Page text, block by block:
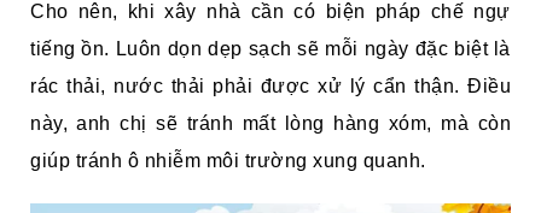
Cho nên, khi xây nhà cần có biện pháp chế ngự
tiếng ồn. Luôn dọn dẹp sạch sẽ mỗi ngày đặc biệt là
rác thải, nước thải phải được xử lý cẩn thận. Điều
này, anh chị sẽ tránh mất lòng hàng xóm, mà còn
giúp tránh ô nhiễm môi trường xung quanh.